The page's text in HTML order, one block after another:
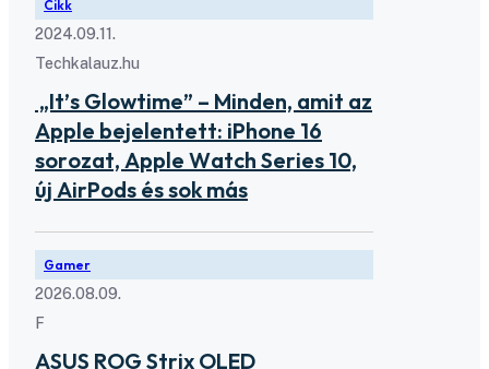
Cikk
2024.09.11.
Techkalauz.hu
„It’s Glowtime” – Minden, amit az
Apple bejelentett: iPhone 16
sorozat, Apple Watch Series 10,
új AirPods és sok más
Gamer
2026.08.09.
F
ASUS ROG Strix OLED